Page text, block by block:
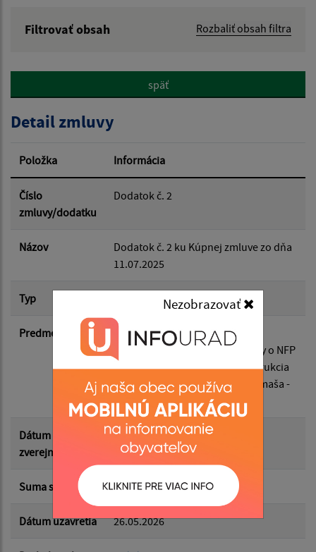
Nezobrazovať
Filtrovať obsah
Rozbaliť obsah filtra
Hľadať v:
Dátum od:
Dátum do:
Suma od:
Suma do:
späť
Detail zmluvy
Položka Informácia
Číslo
zmluvy/dodatku
Dodatok č. 2
Názov
Dodatok č. 2 ku Kúpnej zmluve zo dňa
11.07.2025
Typ Dodatok k zmluve
Predmet
Doplnenie povinnosti strpenia
kontroly/auditu v zmysle zmluvy o NFP
pre projekt Rozšírenie/rekonštrukcia
zberného dvora v obci Malá Domaša -
vybavenie
Dátum
zverejnenia
26.05.2026
Suma s DPH* 0.00 €
Dátum uzavretia 26.05.2026